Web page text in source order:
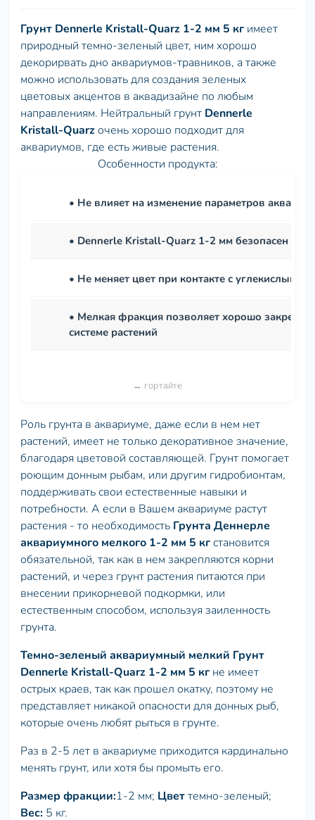
Грунт Dennerle Kristall-Quarz 1-2 мм 5 кг имеет
природный темно-зеленый цвет, ним хорошо
декорирвать дно аквариумов-травников, а также
можно использовать для создания зеленых
цветовых акцентов в аквадизайне по любым
направлениям. Нейтральный грунт Dennerle
Kristall-Quarzочень хорошо подходит для
аквариумов, где есть живые растения.
Особенности продукта:
• Не влияет на изменение параметров
• Dennerle Kristall-Quarz 1-2 мм безопасен
• Не меняет цвет при контакте с углекислым
• Мелкая фракция позволяет хорошо
системе растений
Роль грунта в аквариуме, даже если в нем нет
растений, имеет не только декоративное значение,
благодаря цветовой составляющей. Грунт помогает
роющим донным рыбам, или другим гидробионтам,
поддерживать свои естественные навыки и
потребности. А если в Вашем аквариуме растут
растения - то необходимость Грунта Деннерле
аквариумного мелкого 1-2 мм 5 кгстановится
обязательной, так как в нем закрепляются корни
растений, и через грунт растения питаются при
внесении прикорневой подкормки, или
естественным способом, используя заиленность
грунта.
Темно-зеленый аквариумный мелкий Грунт
Dennerle Kristall-Quarz 1-2 мм 5 кг не имеет
острых краев, так как прошел окатку, поэтому не
представляет никакой опасности для донных рыб,
которые очень любят рыться в грунте.
Раз в 2-5 лет в аквариуме приходится кардинально
менять грунт, или хотя бы промыть его.
Размер фракции:1-2 мм; Цветтемно-зеленый;
Вес: 5 кг.